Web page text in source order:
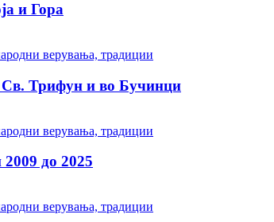
и Гора
верувања, традиции
Св. Трифун и во Бучинци
верувања, традиции
до 2025
верувања, традиции